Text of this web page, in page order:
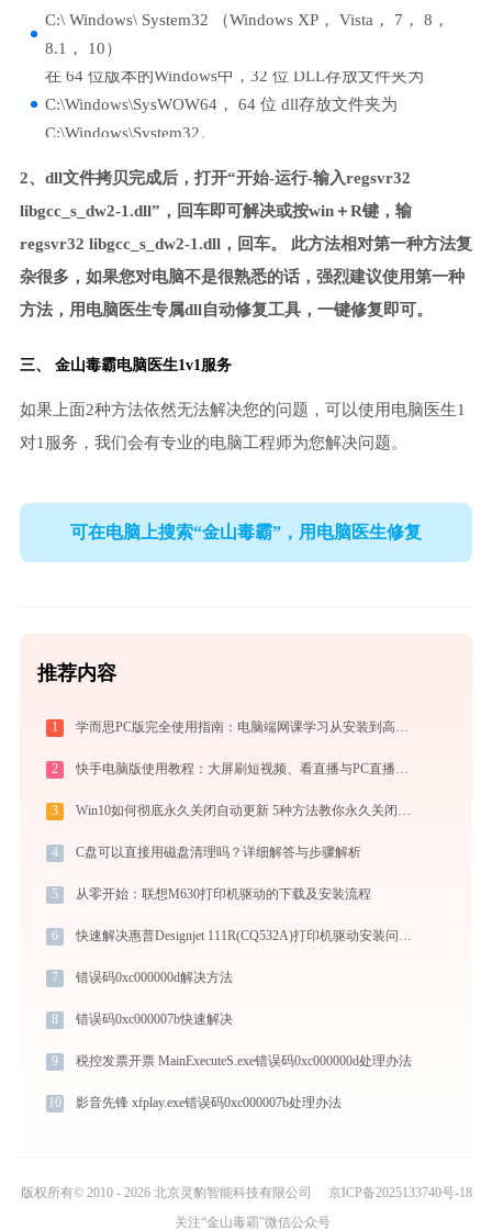
C:\ Windows\ System32 （Windows XP， Vista， 7， 8，
8.1， 10）
在 64 位版本的Windows中，32 位 DLL存放文件夹为
C:\Windows\SysWOW64， 64 位 dll存放文件夹为
C:\Windows\System32。
2、dll文件拷贝完成后，打开“开始-运行-输入regsvr32
libgcc_s_dw2-1.dll”，回车即可解决或按win＋R键，输
regsvr32 libgcc_s_dw2-1.dll，回车。 此方法相对第一种方法复
杂很多，如果您对电脑不是很熟悉的话，强烈建议使用第一种
方法，用电脑医生专属dll自动修复工具，一键修复即可。
三、 金山毒霸电脑医生1v1服务
如果上面2种方法依然无法解决您的问题，可以使用电脑医生1
对1服务，我们会有专业的电脑工程师为您解决问题。
可在电脑上搜索“金山毒霸”，用电脑医生修复
推荐内容
1 学而思PC版完全使用指南：电脑端网课学习从安装到高效上课（2026最新）
2 快手电脑版使用教程：大屏刷短视频、看直播与PC直播伴侣一站式指南
3 Win10如何彻底永久关闭自动更新 5种方法教你永久关闭win10自动更新
4 C盘可以直接用磁盘清理吗？详细解答与步骤解析
5 从零开始：联想M630打印机驱动的下载及安装流程
6 快速解决惠普Designjet 111R(CQ532A)打印机驱动安装问题，这篇文章告诉你方法
7 错误码0xc000000d解决方法
8 错误码0xc000007b快速解决
9 税控发票开票 MainExecuteS.exe错误码0xc000000d处理办法
10 影音先锋 xfplay.exe错误码0xc000007b处理办法
版权所有© 2010 - 2026 北京灵豹智能科技有限公司
京ICP备2025133740号-18
关注“金山毒霸”微信公众号